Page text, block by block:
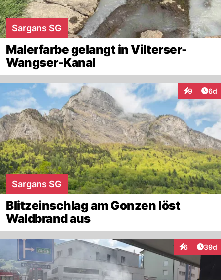
Sargans SG
Malerfarbe gelangt in Vilterser-
Wangser-Kanal
9 6d
Sargans SG
Blitzeinschlag am Gonzen löst
Waldbrand aus
6
Interaktionen
39d